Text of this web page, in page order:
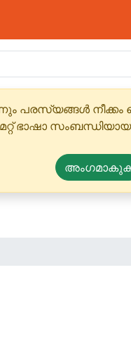
പരസ്യങ്ങൾ
ഭാഷാ